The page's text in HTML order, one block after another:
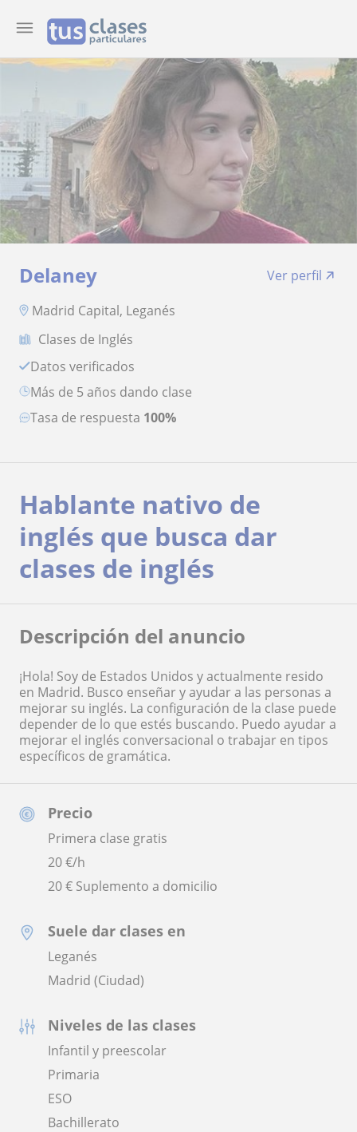
Delaney
Ver perfil
Madrid Capital, Leganés
Clases de Inglés
Datos verificados
más de 5 años dando clase
Tasa de respuesta 100%
Precio
Primera clase gratis
20€/h
20 € Suplemento a domicilio
Suele dar clases en
Leganés
Madrid (Ciudad)
Niveles de las clases
Infantil y preescolar
Primaria
ESO
Bachillerato
Hablante nativo de
inglés que busca dar
clases de inglés
Descripción del anuncio
¡Hola! Soy de Estados Unidos y actualmente resido
en Madrid. Busco enseñar y ayudar a las personas a
mejorar su inglés. La configuración de la clase puede
depender de lo que estés buscando. Puedo ayudar a
mejorar el inglés conversacional o trabajar en tipos
específicos de gramática.